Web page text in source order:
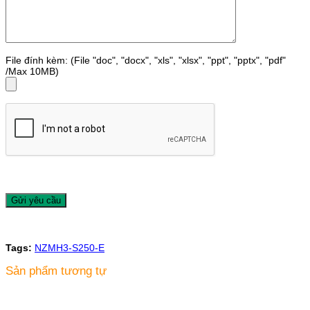
File đính kèm: (File "doc", "docx", "xls", "xlsx", "ppt", "pptx", "pdf"
/Max 10MB)
Tags: NZMH3-S250-E
Sản phẩm tương tự